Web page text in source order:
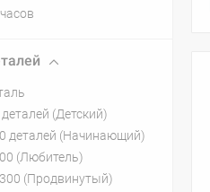
(Детский)
деталей (Начинающий)
(Любитель)
(Продвинутый)